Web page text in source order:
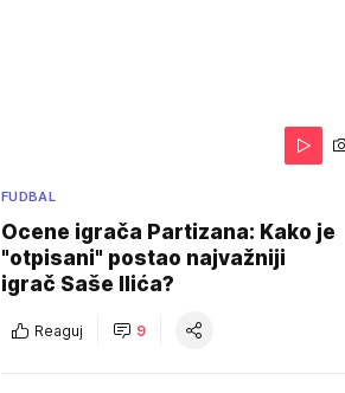
FUDBAL
Ocene igrača Partizana: Kako je
"otpisani" postao najvažniji
igrač Saše Ilića?
Reaguj 9